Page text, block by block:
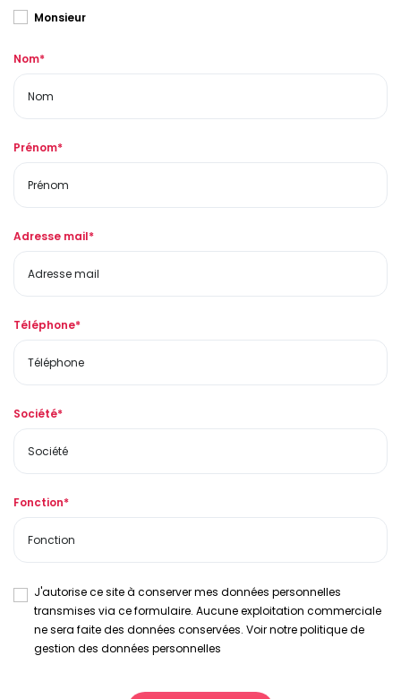
Monsieur
Nom*
Prénom*
Adresse mail*
Téléphone*
Société*
Fonction*
J'autorise ce site à conserver mes données personnelles
transmises via ce formulaire. Aucune exploitation commerciale
ne sera faite des données conservées. Voir notre politique de
gestion des données personnelles